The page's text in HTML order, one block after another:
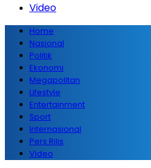
Video
Home
Nasional
Politik
Ekonomi
Megapolitan
Lifestyle
Entertainment
Sport
Internasional
Pers Rilis
Video